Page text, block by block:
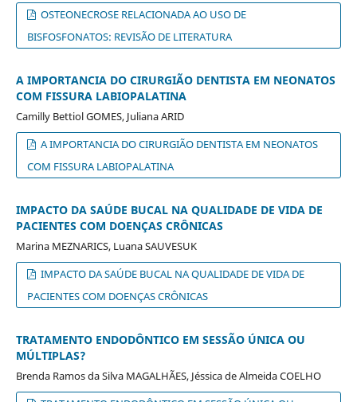
OSTEONECROSE RELACIONADA AO USO DE
BISFOSFONATOS: REVISÃO DE LITERATURA
A IMPORTANCIA DO CIRURGIÃO DENTISTA EM NEONATOS
COM FISSURA LABIOPALATINA
Camilly Bettiol GOMES, Juliana ARID
A IMPORTANCIA DO CIRURGIÃO DENTISTA EM NEONATOS
COM FISSURA LABIOPALATINA
IMPACTO DA SAÚDE BUCAL NA QUALIDADE DE VIDA DE
PACIENTES COM DOENÇAS CRÔNICAS
Marina MEZNARICS, Luana SAUVESUK
IMPACTO DA SAÚDE BUCAL NA QUALIDADE DE VIDA DE
PACIENTES COM DOENÇAS CRÔNICAS
TRATAMENTO ENDODÔNTICO EM SESSÃO ÚNICA OU
MÚLTIPLAS?
Brenda Ramos da Silva MAGALHÃES, Jéssica de Almeida COELHO